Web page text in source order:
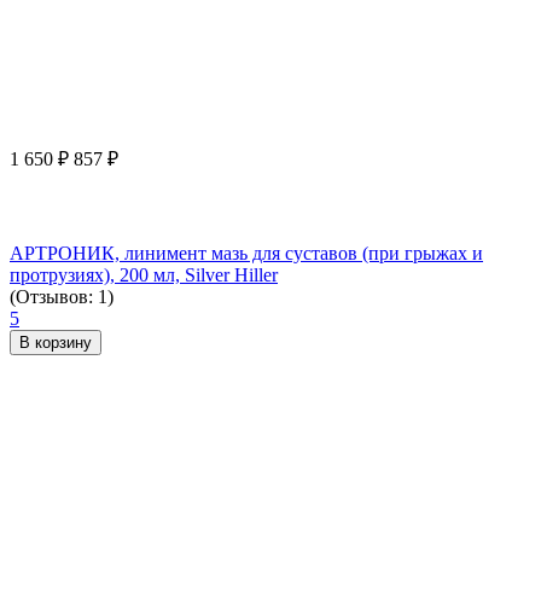
1 650 ₽ 857 ₽
АРТРОНИК, линимент мазь для суставов (при грыжах и
протрузиях), 200 мл, Silver Hiller
(Отзывов: 1)
5
В корзину